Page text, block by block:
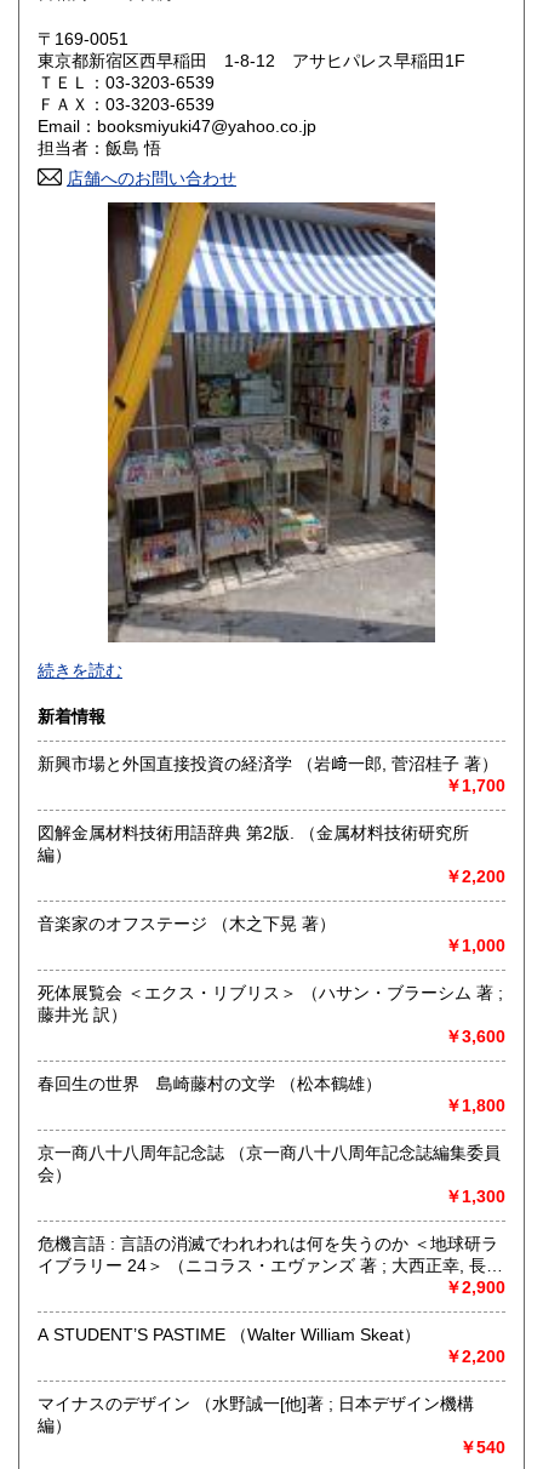
岡山県
山口県 350円
香川県 350円 愛媛県
高知県 350円
350円 長崎県
350円 大分県
350円 鹿児島県
350円
〒169-0051
東京都新宿区西早稲田 1-8-12 アサヒパレス早稲田1F
ＴＥＬ：03-3203-6539
ＦＡＸ：03-3203-6539
Email：booksmiyuki47@yahoo.co.jp
担当者：飯島 悟
店舗へのお問い合わせ
店舗にネットの商品は在庫していません。
ご来店前にご連絡お願いします。
沿線名：都電荒川線・東西線
最寄駅：都電早稲田駅 徒歩3分・地下鉄早稲田駅 徒歩10分
営業時間：11:00〜18:00
書籍の買取について
取り扱い分野
続きを読む
新着情報
新興市場と外国直接投資の経済学 （岩﨑一郎, 菅沼桂子 著）
￥1,700
図解金属材料技術用語辞典 第2版. （金属材料技術研究所
編）
￥2,200
音楽家のオフステージ （木之下晃 著）
￥1,000
死体展覧会 ＜エクス・リブリス＞ （ハサン・ブラーシム 著 ;
藤井光 訳）
￥3,600
春回生の世界 島崎藤村の文学 （松本鶴雄）
￥1,800
京一商八十八周年記念誌 （京一商八十八周年記念誌編集委員
会）
￥1,300
危機言語 : 言語の消滅でわれわれは何を失うのか ＜地球研ラ
イブラリー 24＞ （ニコラス・エヴァンズ 著 ; 大西正幸, 長田
￥2,900
A STUDENT’S PASTIME （Walter William Skeat）
￥2,200
マイナスのデザイン （水野誠一[他]著 ; 日本デザイン機構
編）
￥540